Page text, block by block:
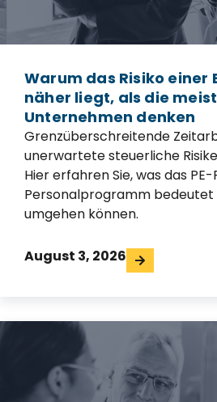
Warum das Risiko
näher liegt, als die
Unternehmen denken
Grenzüberschreitende
unerwartete steuerliche
Hier erfahren Sie, was das
Personalprogramm bedeutet
umgehen können.
August 3, 2026